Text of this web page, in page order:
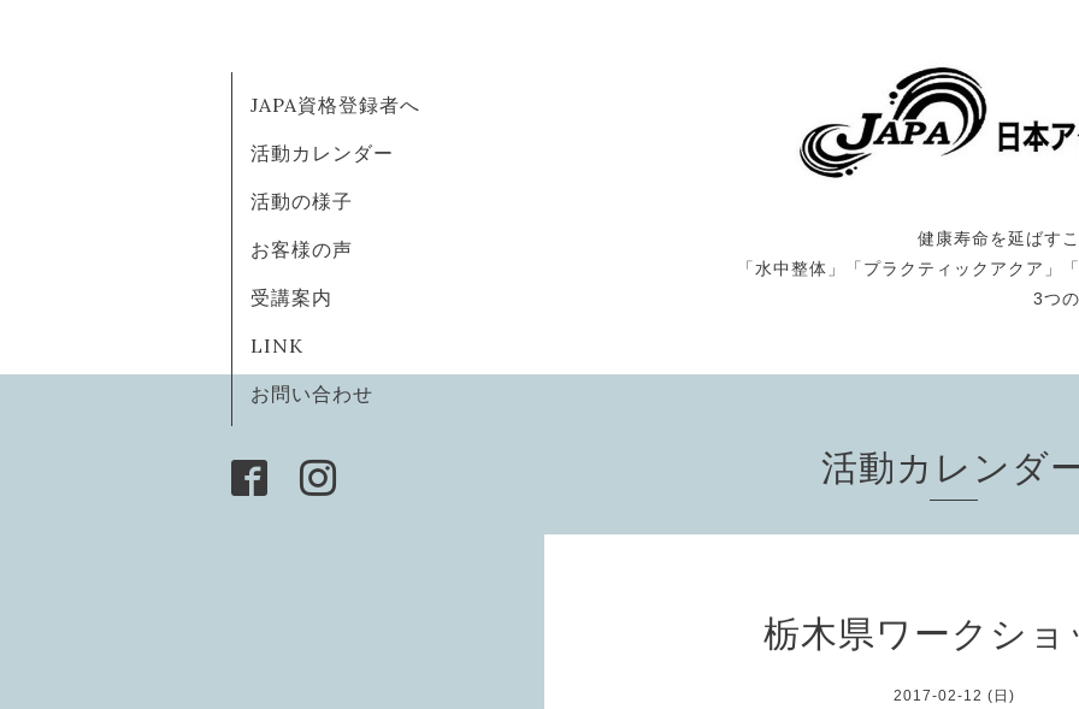
健康寿命を延ばす
「水中整体」「プラクティックアクア」
3つ
JAPA資格登録者へ
活動カレンダー
活動の様子
お客様の声
受講案内
LINK
お問い合わせ
活動カレンダ
栃木県ワークショ
2017-02-12 (日)